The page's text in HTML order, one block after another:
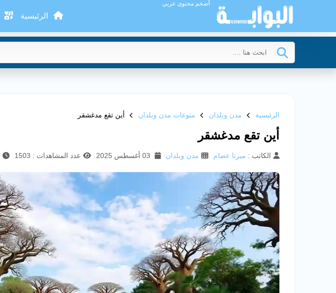
أضخم محتوى عربي
الرئيسية
الرئيسية مدن وبلدان منوعات مدن وبلدان أين تقع مدغشقر
أين تقع مدغشقر
الكاتب : ميرنا عصام مدن وبلدان عدد المشاهدات : 1503